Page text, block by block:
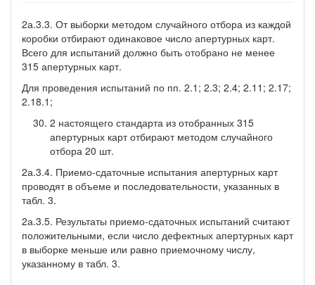
2а.3.3. От выборки методом случайного отбора из каждой
ко­робки отбирают одинаковое число апертурных карт.
Всего для испытаний должно быть отобрано не менее
315 апертурных карт.
Для проведения испытаний по пп. 2.1; 2.3; 2.4; 2.11; 2.17;
2.18.1;
2 настоящего стандарта из отобранных 315
апертурных карт отбирают методом случайного
отбора 20 шт.
2а.3.4. Приемо-сдаточные испытания апертурных карт
проводят в объеме и последовательности, указанных в
табл. 3.
2а.3.5. Результаты приемо-сдаточных испытаний считают
поло­жительными, если число дефектных апертурных карт
в выборке меньше или равно приемочному числу,
указанному в табл. 3.